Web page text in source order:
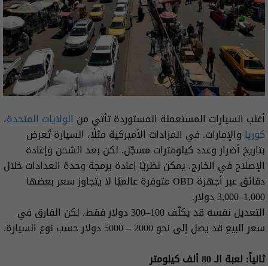
أغلب السيارات المستعملة المستوردة تأتي من الولايات المتحدة،
كوريا والإمارات. في المزادات الأميركية مثلًا، السيارة تُعرض
بتاريخ أضرار وعدد كيلومترات مسجّل. لكن بعد الشحن وإعادة
الإصلاح في الخارج، يمكن نظريًا إعادة برمجة وحدة العدادات خلال
دقائق عبر أجهزة OBD متوفرة عالميًا لا يتجاوز سعر بعضها
1,000–3,000 دولار.
التعديل نفسه قد يكلّف 100–300 دولار فقط، لكن الفارق في
سعر البيع قد يصل إلى نحو 2000 – 5000 دولار حسب نوع السيارة.
ثانياً: لعبة الـ 80 ألف كيلومتر